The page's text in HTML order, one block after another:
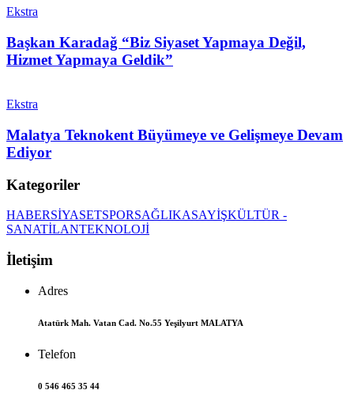
Ekstra
Başkan Karadağ “Biz Siyaset Yapmaya Değil,
Hizmet Yapmaya Geldik”
Ekstra
Malatya Teknokent Büyümeye ve Gelişmeye Devam
Ediyor
Kategoriler
HABERSİYASETSPORSAĞLIKASAYİŞKÜLTÜR -
SANATİLANTEKNOLOJİ
İletişim
Adres
Atatürk Mah. Vatan Cad. No.55 Yeşilyurt MALATYA
Telefon
0 546 465 35 44